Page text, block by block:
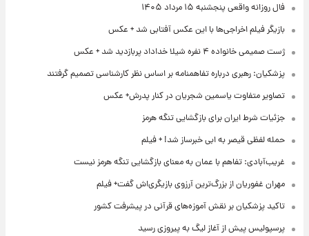
فال روزانه واقعی پنجشنبه ۱۵ مرداد ۱۴۰۵
بازیگر فیلم اخراجی‌ها با این عکس آفتابی شد + عکس
ژست صمیمی خانواده ۴ نفره شیلا خداداد پربازدید شد + عکس
پزشکیان: رهبری درباره تفاهمنامه بر اساس نظر کارشناسی تصمیم گرفتند
تصاویر متفاوت یاسمین شجریان در کنار پدرش+ عکس
جزئیات شرط ایران برای بازگشایی تنگه هرمز
حمله لفظی قیصر به ابی خبرساز شد! + فیلم
غریب‌آبادی: تفاهم با عمان به معنای بازگشایی تنگه هرمز نیست
مهران غفوریان از بزرگ‌ترین آرزوی بازیگری‌اش گفت+ فیلم
تاکید پزشکیان بر نقش آموزه‌های قرآنی در پیشرفت کشور
پرسپولیس پیش از آغاز لیگ به پیروزی رسید